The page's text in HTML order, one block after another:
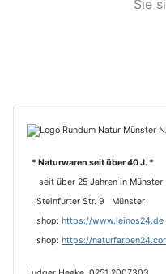
Sie
* Naturwaren seit über 40 J. *
seit über 25 Jahren in Münster
Steinfurter Str. 9 Münster
shop: https://www.leinos24.de
shop: https://